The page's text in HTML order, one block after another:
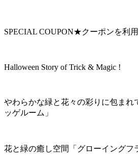
SPECIAL COUPON★クーポンを利
Halloween Story of Trick & Magic !
やわらかな緑と花々の彩りに包まれ
ッゲルーム」
花と緑の癒し空間「グローイングフ